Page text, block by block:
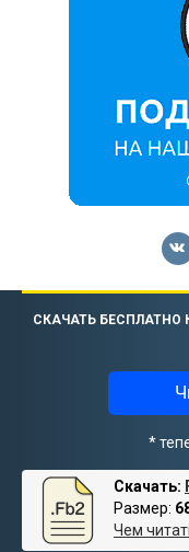
СКАЧАТЬ БЕСПЛАТНО
*
Скачать:
Размер:
Чем